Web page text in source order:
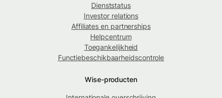
Dienststatus
Investor relations
Affiliates en partnerships
Helpcentrum
Toegankelijkheid
Functiebeschikbaarheidscontrole
Wise-producten